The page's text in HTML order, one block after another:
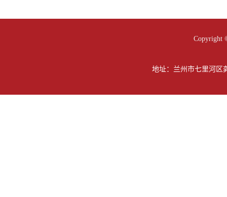
Copyright
地址：兰州市七里河